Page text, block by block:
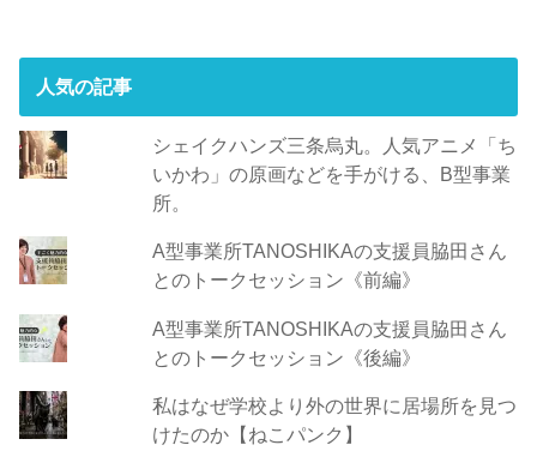
人気の記事
シェイクハンズ三条烏丸。人気アニメ「ち
いかわ」の原画などを手がける、B型事業
所。
A型事業所TANOSHIKAの支援員脇田さん
とのトークセッション《前編》
A型事業所TANOSHIKAの支援員脇田さん
とのトークセッション《後編》
私はなぜ学校より外の世界に居場所を見つ
けたのか【ねこパンク】